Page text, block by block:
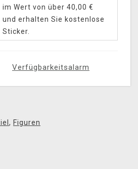
im Wert von über 40,00 €
und erhalten Sie kostenlose
Sticker.
Verfügbarkeitsalarm
, Figuren